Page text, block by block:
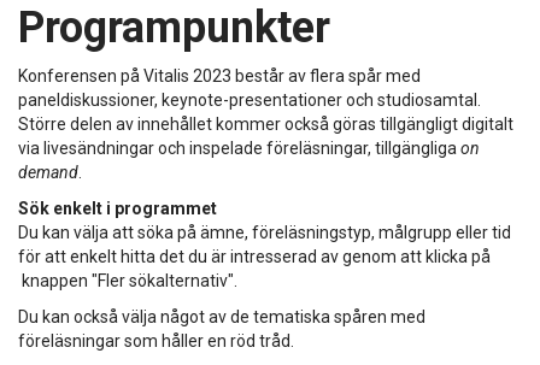
Programpunkter
Konferensen på Vitalis 2023 består av flera spår med
paneldiskussioner, keynote-presentationer och studiosamtal.
Större delen av innehållet kommer också göras tillgängligt digitalt
via livesändningar och inspelade föreläsningar, tillgängliga on
demand
Sök enkelt i programmet
Du kan välja att söka på ämne, föreläsningstyp, målgrupp eller tid
för att enkelt hitta det du är intresserad av genom att klicka på
knappen "Fler sökalternativ".
Du kan också välja något av de tematiska spåren med
föreläsningar som håller en röd tråd.